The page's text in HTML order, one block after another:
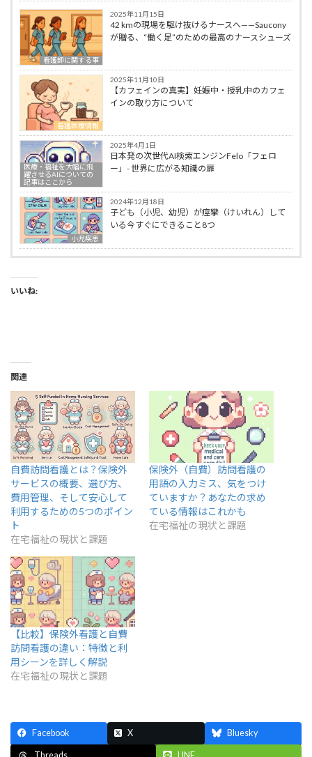
看護師に関する事
2025年11月15日
42 kmの現場を駆け抜けるナースへ——Saucony
が贈る、“働く足”のための最高のナースシューズ
看護医療情報
2025年11月10日
【カフェインの真実】妊娠中・授乳中のカフェ
インの取り方について
医療・福祉を大幅に飛
躍させるAIについての
記事はここから
2025年4月1日
日本発の次世代AI検索エンジンFelo「フェロ
ー」- 世界に広がる知識の扉
小児疾患
2024年12月18日
子ども（小児、幼児）が痙攣（けいれん）して
いる今すぐにできること8つ
いいね:
関連
自費訪問看護とは？保険外
サービスの概要、選び方、
費用管理、そして安心して
利用するための5つのポイン
ト
在宅福祉の現状と課題
保険外（自費）訪問看護の
用語の入力ミス、気をつけ
ていますか？あなたの求め
ている情報はこれかも
在宅福祉の現状と課題
【比較】保険外看護と自費
訪問看護の違い：特徴と利
用シーンを詳しく解説
在宅福祉の現状と課題
Facebook X Bluesky